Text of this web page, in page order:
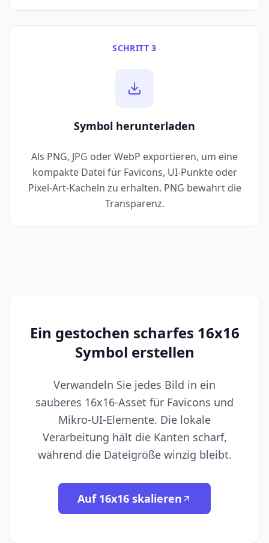
SCHRITT 3
Symbol herunterladen
Als PNG, JPG oder WebP exportieren, um eine
kompakte Datei für Favicons, UI-Punkte oder
Pixel-Art-Kacheln zu erhalten. PNG bewahrt die
Transparenz.
Ein gestochen scharfes 16x16
Symbol erstellen
Verwandeln Sie jedes Bild in ein
sauberes 16x16-Asset für Favicons und
Mikro-UI-Elemente. Die lokale
Verarbeitung hält die Kanten scharf,
während die Dateigröße winzig bleibt.
Auf 16x16 skalieren